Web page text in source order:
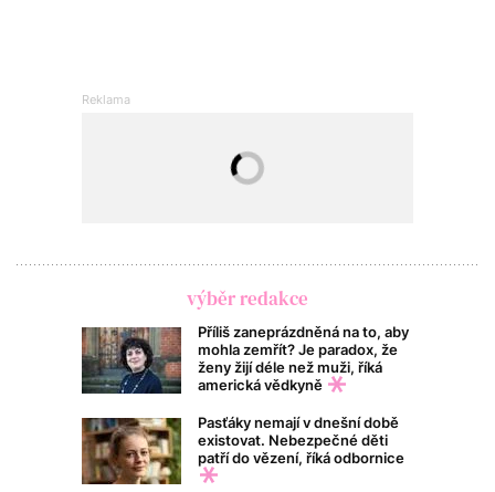
výběr redakce
Příliš zaneprázdněná na to, aby
mohla zemřít? Je paradox, že
ženy žijí déle než muži, říká
americká vědkyně
Pasťáky nemají v dnešní době
existovat. Nebezpečné děti
patří do vězení, říká odbornice